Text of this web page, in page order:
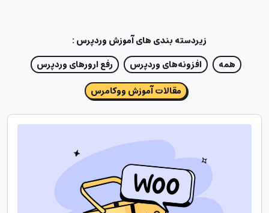
زیردسته بندی هایآموزش وردپرس:
همه
افزونه‌های وردپرس
رفع ارورهای وردپرس
مقالات آموزش ووکامرس